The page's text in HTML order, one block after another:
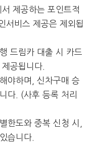
제공하는 포인트적
서비스 제공은 제외됩
드림카 대출 시 카드
공됩니다.
야하며, 신차구매 승
다. (사후 등록 처리
한도와 중복 신청 시,
습니다.